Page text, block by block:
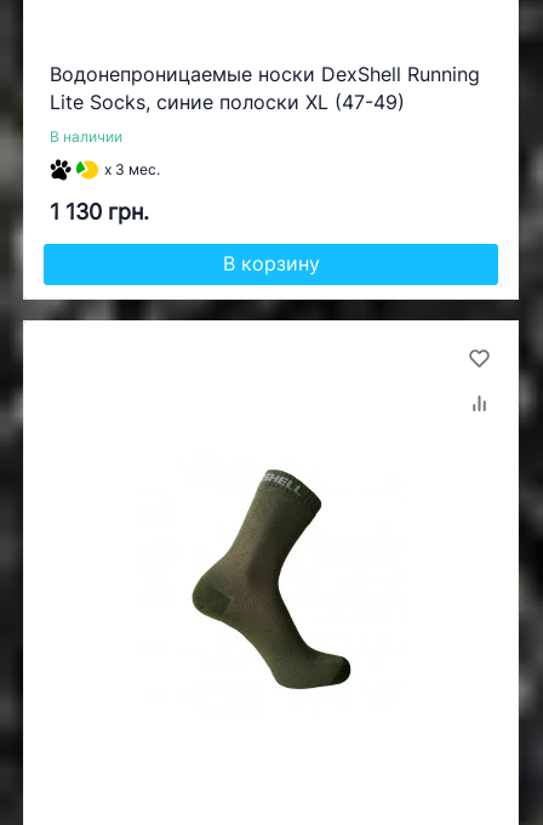
Водонепроницаемые носки DexShell Running
Lite Socks, синие полоски XL (47-49)
В наличии
x 3 мес.
1 130 грн.
В корзину